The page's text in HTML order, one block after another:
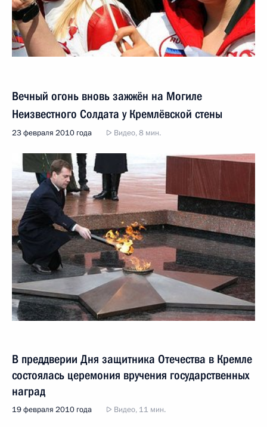
Вечный огонь вновь зажжён на Могиле
Неизвестного Солдата у Кремлёвской стены
23 февраля 2010 года Видео, 8 мин.
В преддверии Дня защитника Отечества в Кремле
состоялась церемония вручения государственных
наград
19 февраля 2010 года Видео, 11 мин.